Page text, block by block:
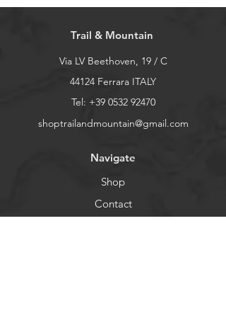
5% spandex
Trail & Mountain
Via LV Beethoven, 19 / C
44124 Ferrara ITALY
Tel: +39 0532 92470
shoptrailandmountain@gmail.com
Navigate
Shop
Contact